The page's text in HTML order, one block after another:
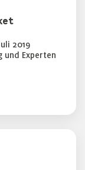
2019
und Experten